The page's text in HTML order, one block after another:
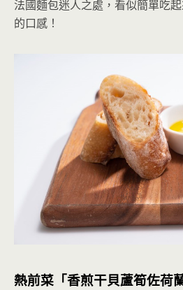
法國麵包迷人之處，看似簡單吃
的口感！
熱前菜「香煎干貝蘆筍佐荷